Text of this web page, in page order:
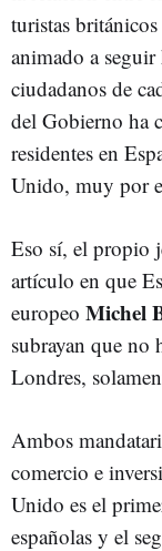
turistas
animado a
ciudadanos de
del Gobierno ha
residentes en
Unido, muy por
Eso sí, el propio
artículo en que
europeo Michel
subrayan que no
Londres,
Ambos
comercio e
Unido es el
españolas y el